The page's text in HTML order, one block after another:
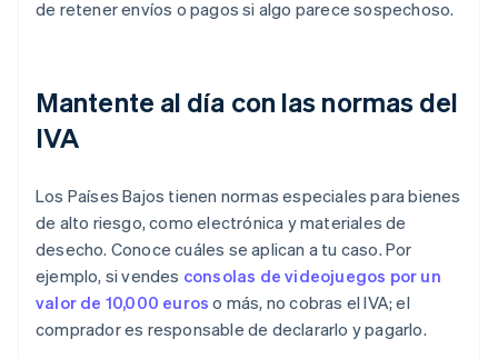
de retener envíos o pagos si algo parece sospechoso.
Mantente al día con las normas del
IVA
Los Países Bajos tienen normas especiales para bienes
de alto riesgo, como electrónica y materiales de
desecho. Conoce cuáles se aplican a tu caso. Por
ejemplo, si vendes consolas de videojuegos por un
valor de 10,000 euros o más, no cobras el IVA; el
comprador es responsable de declararlo y pagarlo.